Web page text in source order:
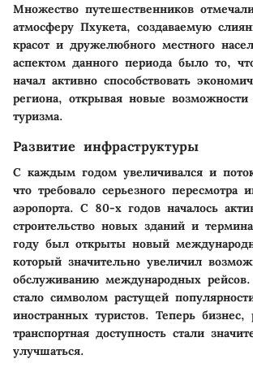
Множество путешественников
атмосферу Пхукета, создаваемую
красот и дружелюбного местного
аспектом данного периода было то,
начал активно способствовать
региона, открывая новые
туризма.
Развитие инфраструктуры
С каждым годом увеличивался и
что требовало серьезного пересмотра
аэропорта. С 80-х годов началось
строительство новых зданий и
году был открыты новый
который значительно увеличил
обслуживанию международных
стало символом растущей
иностранных туристов. Теперь
транспортная доступность стали
улучшаться.